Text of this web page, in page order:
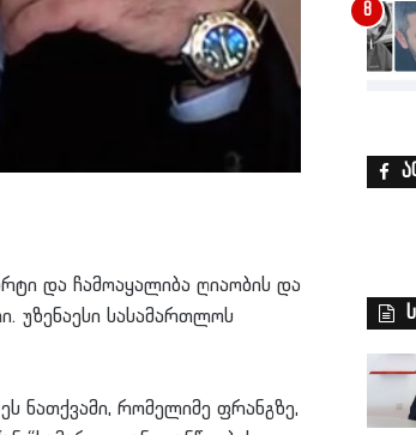
და ჩამოაყალიბა ღიაობის და
უზენაესი სასამართლოს
რომელიმე ფრანგზე,